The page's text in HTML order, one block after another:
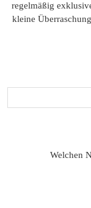
regelmäßig
kleine
Welchen